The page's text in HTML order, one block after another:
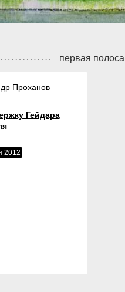
первая полоса
Проханов
Гейдара
2012